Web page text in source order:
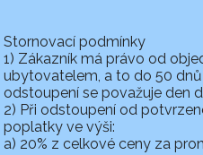
Stornovací podmínky
1) Zákazník má právo od
ubytovatelem, a to do 50
odstoupení se považuje den
2) Při odstoupení od
poplatky ve výši:
a) 20% z celkové ceny za